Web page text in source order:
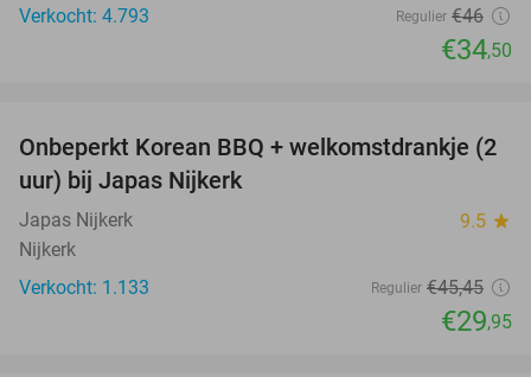
Verkocht: 4.793
Regulier €46
€34,50
34%
Onbeperkt Korean BBQ + welkomstdrankje (2
uur) bij Japas Nijkerk
Japas Nijkerk 9.5 star
Nijkerk
Verkocht: 1.133
Regulier €45,45
€29,95